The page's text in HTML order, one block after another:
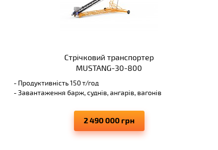
Стрічковий транспортер
MUSTANG-30-800
2 490 000 грн
- Продуктивність 150 т/год
- Завантаження барж, суднів, ангарів, вагонів
- Виключає просипання матеріалів, що переміщуються